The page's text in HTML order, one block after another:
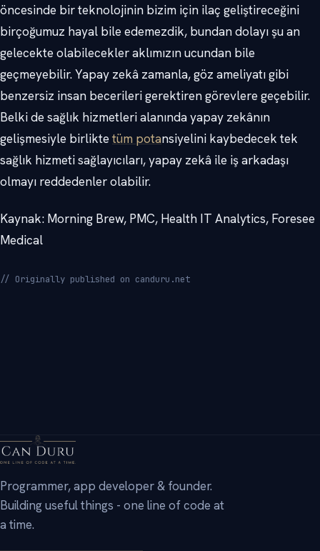
öncesinde bir teknolojinin bizim için ilaç geliştireceğini
birçoğumuz hayal bile edemezdik, bundan dolayı şu an
gelecekte olabilecekler aklımızın ucundan bile
geçmeyebilir. Yapay zekâ zamanla, göz ameliyatı gibi
benzersiz insan becerileri gerektiren görevlere geçebilir.
Belki de sağlık hizmetleri alanında yapay zekânın
gelişmesiyle birliktetüm potansiyelini kaybedecek tek
sağlık hizmeti sağlayıcıları, yapay zekâ ile iş arkadaşı
olmayı reddedenler olabilir.
Kaynak: Morning Brew, PMC, Health IT Analytics, Foresee
Medical
// Originally published on canduru.net
Programmer, app developer & founder.
Building useful things - one line of code at
a time.